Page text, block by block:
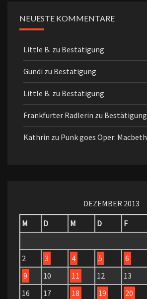
NEUESTE KOMMENTARE
Little B. zu Bestätigung
Gundi zu Bestätigung
Little B. zu Bestätigung
Frankfurter Radlerin zu Bestätigung
Kathrin zu Punk goes Oper: Macbeth
DEZEMBER 2013
M
D M D F
2
3 4 5 6
9
10 11 12 13
16
17 18 19 20